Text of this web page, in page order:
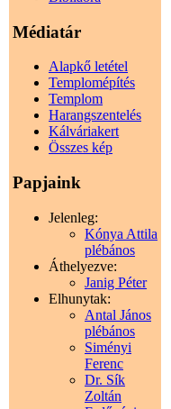
Médiatár
Alapkő letétel
Templomépítés
Templom
Harangszentelés
Kálváriakert
Összes kép
Papjaink
Jelenleg:
Kónya Attila
plébános
Áthelyezve:
Janig Péter
Elhunytak:
Antal János
plébános
Siményi
Ferenc
Dr. Sík
Zoltán